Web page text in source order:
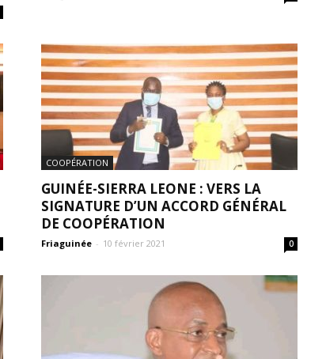
COOPÉRATION
GUINÉE-SIERRA LEONE : VERS LA
SIGNATURE D’UN ACCORD GÉNÉRAL
DE COOPÉRATION
Friaguinée - 10 février 2021 0